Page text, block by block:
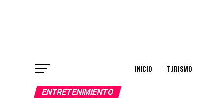
INICIO TURISMO
ENTRETENIMIENTO